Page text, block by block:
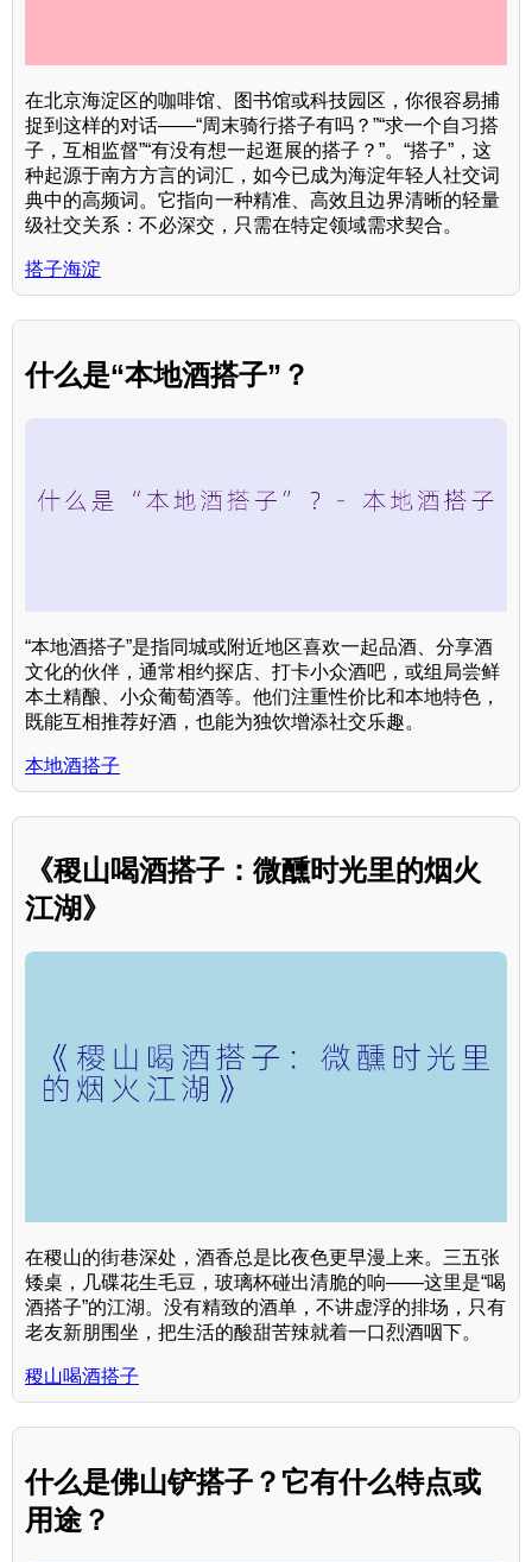
在北京海淀区的咖啡馆、图书馆或科技园区，你很容易捕
捉到这样的对话——“周末骑行搭子有吗？”“求一个自习搭
子，互相监督”“有没有想一起逛展的搭子？”。“搭子”，这
种起源于南方方言的词汇，如今已成为海淀年轻人社交词
典中的高频词。它指向一种精准、高效且边界清晰的轻量
级社交关系：不必深交，只需在特定领域需求契合。
搭子海淀
什么是“本地酒搭子”？
“本地酒搭子”是指同城或附近地区喜欢一起品酒、分享酒
文化的伙伴，通常相约探店、打卡小众酒吧，或组局尝鲜
本土精酿、小众葡萄酒等。他们注重性价比和本地特色，
既能互相推荐好酒，也能为独饮增添社交乐趣。
本地酒搭子
《稷山喝酒搭子：微醺时光里的烟火
江湖》
在稷山的街巷深处，酒香总是比夜色更早漫上来。三五张
矮桌，几碟花生毛豆，玻璃杯碰出清脆的响——这里是“喝
酒搭子”的江湖。没有精致的酒单，不讲虚浮的排场，只有
老友新朋围坐，把生活的酸甜苦辣就着一口烈酒咽下。
稷山喝酒搭子
什么是佛山铲搭子？它有什么特点或
用途？